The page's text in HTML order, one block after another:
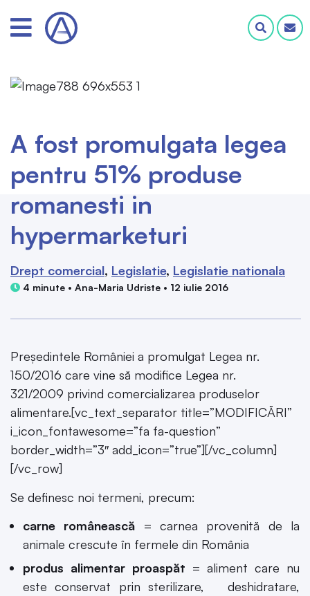
A fost promulgata legea
pentru 51% produse
romanesti in
hypermarketuri
Drept comercial Legislatie Legislatie nationala
4 minute • Ana-Maria Udriste • 12 iulie 2016
Președintele României a promulgat Legea nr.
150/2016 care vine să modifice Legea nr.
321/2009 privind comercializarea produselor
alimentare.[vc_text_separator title=”MODIFICĂRI”
i_icon_fontawesome=”fa fa-question”
border_width=”3″ add_icon=”true”][/vc_column]
[/vc_row]
Se definesc noi termeni, precum:
carne românească = carnea provenită de la
animale crescute în fermele din România
produs alimentar proaspăt = aliment care nu
este conservat prin sterilizare, deshidratare,